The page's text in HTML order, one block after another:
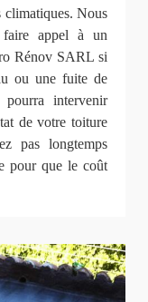
climatiques. Nous
appel à un
Rénov SARL si
ou une fuite de
intervenir
de votre toiture
pas longtemps
pour que le coût